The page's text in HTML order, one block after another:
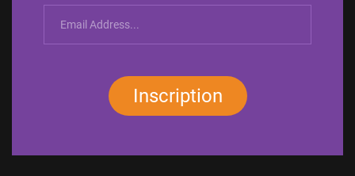
Inscription